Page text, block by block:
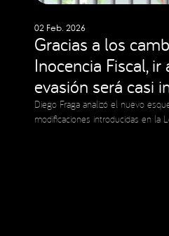
02 Feb. 2026
Gracias a los
Inocencia Fiscal,
evasión será casi
Diego Fraga analizó el nuevo
modificaciones introducidas en la